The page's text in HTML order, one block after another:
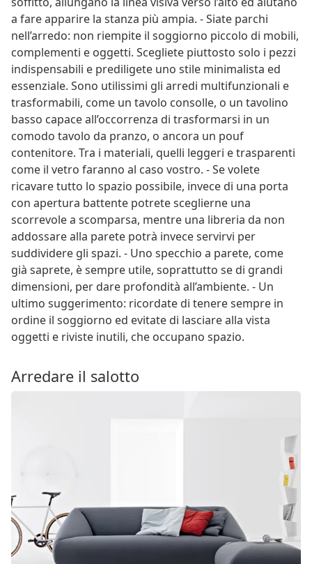
a fare apparire la stanza più ampia. - Siate parchi
nell’arredo: non riempite il soggiorno piccolo di mobili,
complementi e oggetti. Scegliete piuttosto solo i pezzi
indispensabili e prediligete uno stile minimalista ed
essenziale. Sono utilissimi gli arredi multifunzionali e
trasformabili, come un tavolo consolle, o un tavolino
basso capace all’occorrenza di trasformarsi in un
comodo tavolo da pranzo, o ancora un pouf
contenitore. Tra i materiali, quelli leggeri e trasparenti
come il vetro faranno al caso vostro. - Se volete
ricavare tutto lo spazio possibile, invece di una porta
con apertura battente potrete sceglierne una
scorrevole a scomparsa, mentre una libreria da non
addossare alla parete potrà invece servirvi per
suddividere gli spazi. - Uno specchio a parete, come
già saprete, è sempre utile, soprattutto se di grandi
dimensioni, per dare profondità all’ambiente. - Un
ultimo suggerimento: ricordate di tenere sempre in
ordine il soggiorno ed evitate di lasciare alla vista
oggetti e riviste inutili, che occupano spazio.
Arredare il salotto